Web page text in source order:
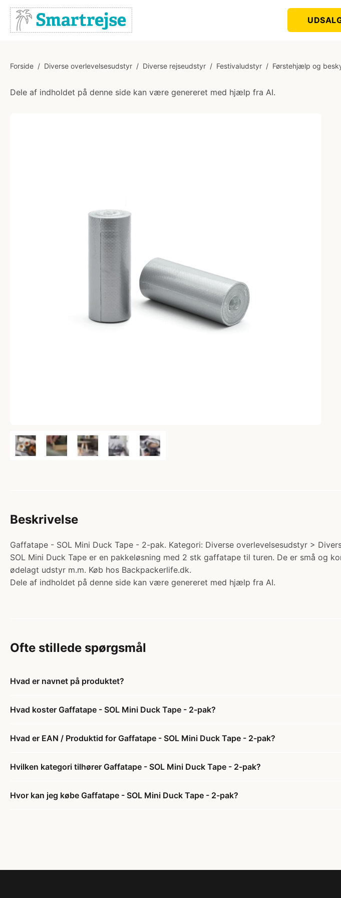
Forside / Diverse overlevelsesudstyr / Diverse rejseudstyr / Festivaludstyr / Førstehjælp og
Dele af indholdet på denne side kan være genereret med hjælp fra AI.
Beskrivelse
Gaffatape - SOL Mini Duck Tape - 2-pak. Kategori: Diverse overlevelsesudstyr >
SOL Mini Duck Tape er en pakkeløsning med 2 stk gaffatape til turen. De er små og
ødelagt udstyr m.m. Køb hos Backpackerlife.dk.
Dele af indholdet på denne side kan være genereret med hjælp fra AI.
Ofte stillede spørgsmål
Hvad er navnet på produktet?
Hvad koster Gaffatape - SOL Mini Duck Tape - 2-pak?
Hvad er EAN / Produktid for Gaffatape - SOL Mini Duck Tape - 2-pak?
Hvilken kategori tilhører Gaffatape - SOL Mini Duck Tape - 2-pak?
Hvor kan jeg købe Gaffatape - SOL Mini Duck Tape - 2-pak?